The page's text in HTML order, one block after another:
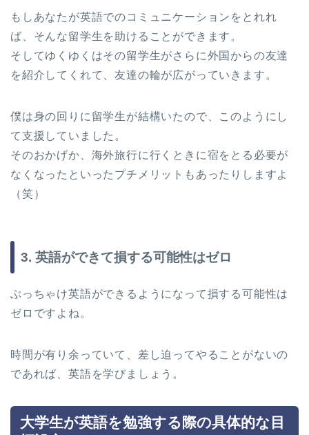
もしあなたが英語でのコミュニケーションをとれれ
ば、そんな留学生を助けることができます。
そしてゆくゆくはその留学生がさらに外国からの友達
を紹介してくれて、友達の輪が広がっていきます。
僕は身の回りに留学生が結構いたので、このようにし
て支援していました。
そのおかげか、海外旅行に行くときに宿をとる必要が
なくなったといったプチメリットもあったりしますよ
（笑）
3. 英語ができて損する可能性はゼロ
ぶっちゃけ英語ができるようになって損する可能性は
ゼロですよね。
時間が有り余っていて、差し迫ってやることがないの
であれば、英語を学びましょう。
大学生が英語を勉強する際の具体的な目